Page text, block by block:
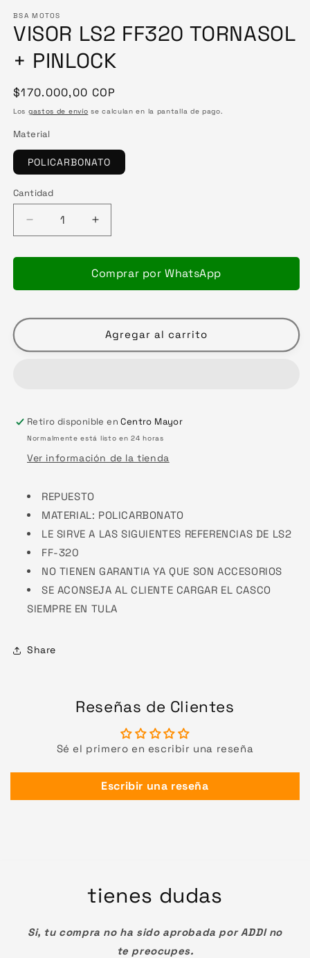
BSA MOTOS
VISOR LS2 FF320 TORNASOL
+ PINLOCK
Precio
habitual
$170.000,00 COP
Los gastos de envío se calculan en la pantalla de pago.
Material
POLICARBONATO
Cantidad
Reducir
cantidad
para
Aumentar
cantidad
para
VISOR
PINLOCK
Comprar por WhatsApp
Agregar al carrito
Retiro disponible enCentro Mayor
Normalmente está listo en 24 horas
Ver información de la tienda
REPUESTO
MATERIAL: POLICARBONATO
LE SIRVE A LAS SIGUIENTES REFERENCIAS DE LS2
FF-320
NO TIENEN GARANTIA YA QUE SON ACCESORIOS
SE ACONSEJA AL CLIENTE CARGAR EL CASCO
SIEMPRE EN TULA
Share
Reseñas de Clientes
Sé el primero en escribir una reseña
Escribir una reseña
tienes dudas
Si, tu compra no ha sido aprobada por ADDI no
te preocupes.